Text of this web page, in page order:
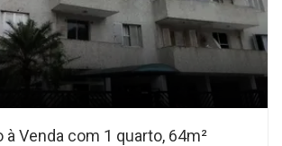
Venda com 1 quarto, 64m²